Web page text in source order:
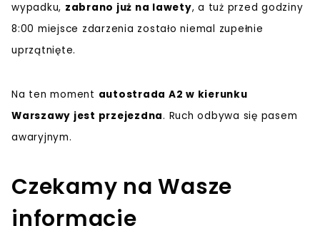
wypadku, zabrano już na lawety, a tuż przed godziny
8:00 miejsce zdarzenia zostało niemal zupełnie
uprzątnięte.
Na ten moment autostrada A2 w kierunku
Warszawy jest przejezdna. Ruch odbywa się pasem
awaryjnym.
Czekamy na Wasze
informacje